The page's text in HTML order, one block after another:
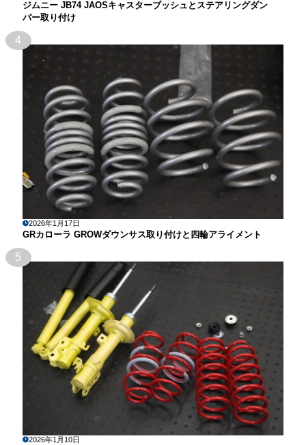
ジムニー JB74 JAOSキャスターブッシュとステアリングダン
パー取り付け
4
2026年1月17日
GRカローラ GROWダウンサス取り付けと四輪アライメント
5
2026年1月10日